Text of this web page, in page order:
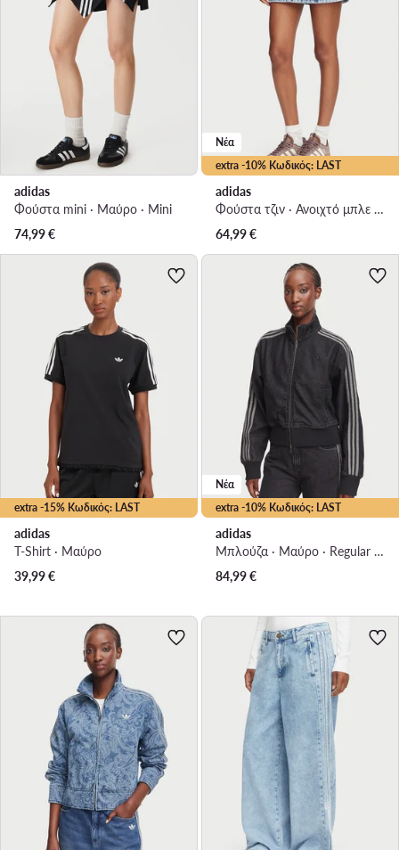
adidas
Φούστα mini · Μαύρο · Mini
74,99€
extra -10% Κωδικός: LAST
Νέα
adidas
Φούστα τζιν · Ανοιχτό μπλε · Mini
64,99€
extra -15% Κωδικός: LAST
adidas
T-Shirt · Μαύρο
39,99€
extra -10% Κωδικός: LAST
Νέα
adidas
Μπλούζα · Μαύρο · Regular Fit
84,99€